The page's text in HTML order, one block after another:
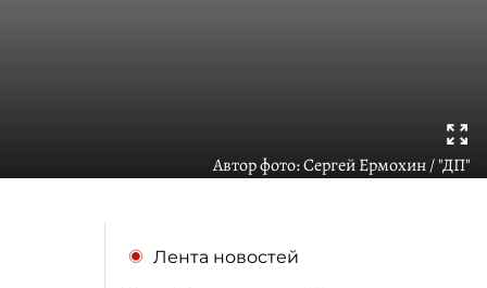
Автор фото:Сергей Ермохин / "ДП"
Лента новостей